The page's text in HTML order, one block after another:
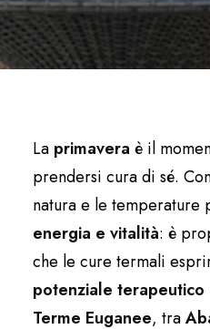
La primavera è il
prendersi cura di sé.
natura e le
energia e vitalità: è
che le cure termali
potenziale
Terme Euganee, tra